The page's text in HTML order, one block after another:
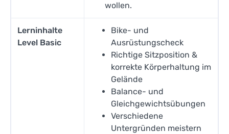
wollen.
Lerninhalte
Level Basic
Bike- und
Ausrüstungscheck
Richtige Sitzposition &
korrekte Körperhaltung im
Gelände
Balance- und
Gleichgewichtsübungen
Verschiedene
Untergründen meistern